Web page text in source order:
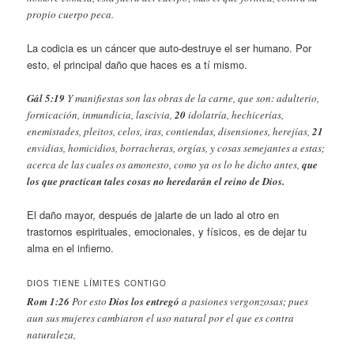
propio cuerpo peca.
La codicia es un cáncer que auto-destruye el ser humano. Por
esto, el principal daño que haces es a tí mismo.
Gál 5:19 Y manifiestas son las obras de la carne, que son: adulterio,
fornicación, inmundicia, lascivia,20idolatría, hechicerías,
enemistades, pleitos, celos, iras, contiendas, disensiones, herejías,21
envidias, homicidios, borracheras, orgías, y cosas semejantes a estas;
acerca de las cuales os amonesto, como ya os lo he dicho antes,que
los que practican tales cosas no heredarán el reino de Dios.
El daño mayor, después de jalarte de un lado al otro en
trastornos espirituales, emocionales, y físicos, es de dejar tu
alma en el infierno.
DIOS TIENE LÍMITES CONTIGO
Rom 1:26Por estoDios los entregó a pasiones vergonzosas; pues
aun sus mujeres cambiaron el uso natural por el que es contra
naturaleza,